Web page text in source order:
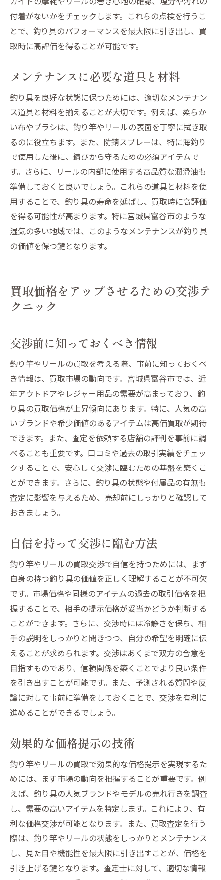
付着がないかをチェックします。これらの点検を行うこ
とで、釣り具のパフォーマンスを最大限に引き出し、買
取時に高評価を得ることが可能です。
メンテナンスに必要な道具と材料
釣り具を良好な状態に保つためには、適切なメンテナン
ス道具と材料を揃えることが大切です。例えば、柔らか
い布やブラシは、釣り竿やリールの表面を丁寧に拭き取
るのに役立ちます。また、防錆スプレーは、特に海釣り
で使用した後に、錆びから守るための必須アイテムで
す。さらに、リールの内部に使用する高品質な潤滑油も
準備しておくと良いでしょう。これらの道具と材料を使
用することで、釣り具の寿命を延ばし、買取時に高評価
を得る可能性が高まります。特に宮城県富谷市のような
湿気の多い地域では、このようなメンテナンスが釣り具
の価値を保つ鍵となります。
買取価格をアップさせるための交渉テ
クニック
交渉前に知っておくべき情報
釣り竿やリールの買取を考える際、事前に知っておくべ
き情報は、買取市場の動向です。宮城県富谷市では、近
年アウトドアやレジャー用品の需要が高まっており、釣
り具の買取価格が上昇傾向にあります。特に、人気の高
いブランドや希少価値のあるアイテムは高価買取が期待
できます。また、査定を依頼する店舗の評判を事前に調
べることも重要です。口コミや過去の取引実績をチェッ
クすることで、安心して交渉に臨むための基盤を築くこ
とができます。さらに、釣り具の状態や付属品の有無も
査定に影響を与えるため、売却前にしっかりと確認して
おきましょう。
自信を持って交渉に臨む方法
釣り竿やリールの買取交渉で自信を持つためには、まず
自身の持つ釣り具の価値を正しく理解することが不可欠
です。市場価格や同様のアイテムの過去の取引価格を把
握することで、相手の提示価格が妥当かどうか判断する
ことができます。さらに、交渉時には冷静さを保ち、相
手の説明をしっかりと聞きつつ、自分の希望を明確に伝
えることが求められます。交渉はあくまで双方の合意を
目指すものであり、信頼関係を築くことでより良い条件
を引き出すことが可能です。また、予測される質問や反
論に対して事前に準備をしておくことで、交渉を有利に
進めることができるでしょう。
効果的な価格提示の技術
釣り竿やリールの買取で効果的な価格提示を実現するた
めには、まず市場の動向を把握することが重要です。例
えば、釣り具の人気ブランドやモデルの売れ行きを調査
し、需要の高いアイテムを特定します。これにより、有
利な価格交渉が可能となります。また、買取査定を行う
際は、釣り竿やリールの状態をしっかりとメンテナンス
し、見た目や機能性を最大限に引き出すことが、価格を
引き上げる鍵となります。査定士に対して、適切な情報